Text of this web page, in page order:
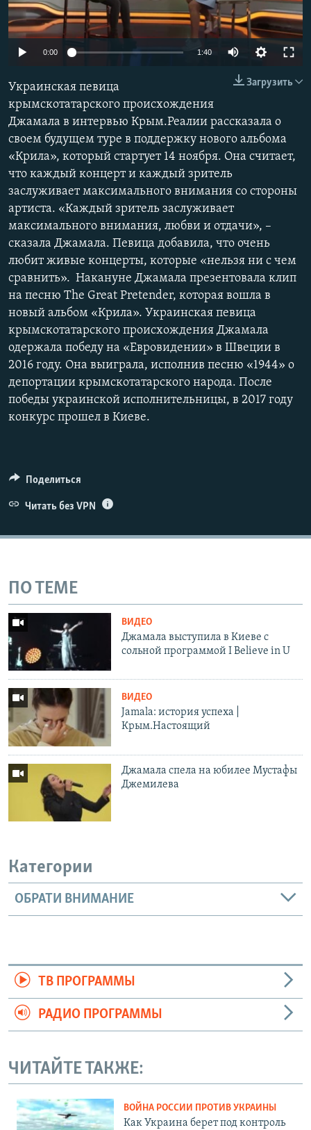
ПОБЕДИТЕЛЕЙ НЕ СУДЯТ?
КРЫМ.НЕПОКОРЕННЫЙ
УКРАИНСКАЯ ПРОБЛЕМА КРЫМА
ПРИСОЕДИНЯЙТЕСЬ!
Все сайты RFE/RL
0:00 1:40
Загрузить
Украинская певица
крымскотатарского происхождения
Джамала в интервью Крым.Реалии рассказала о
своем будущем туре в поддержку нового альбома
«Крила», который стартует 14 ноября. Она считает,
что каждый концерт и каждый зритель
заслуживает максимального внимания со стороны
артиста. «Каждый зритель заслуживает
максимального внимания, любви и отдачи», –
сказала Джамала. Певица добавила, что очень
любит живые концерты, которые «нельзя ни с чем
сравнить». Накануне Джамала презентовала клип
на песню The Great Pretender, которая вошла в
новый альбом «Крила». Украинская певица
крымскотатарского происхождения Джамала
одержала победу на «Евровидении» в Швеции в
2016 году. Она выиграла, исполнив песню «1944» о
депортации крымскотатарского народа. После
победы украинской исполнительницы, в 2017 году
конкурс прошел в Киеве.
Поделиться
Читать без VPN
ПО ТЕМЕ
ВИДЕО
Джамала выступила в Киеве с
сольной программой I Believe in U
ВИДЕО
Jamala: история успеха |
Крым.Настоящий
Джамала спела на юбилее Мустафы
Джемилева
Категории
ОБРАТИ ВНИМАНИЕ
ТВ ПРОГРАММЫ
РАДИО ПРОГРАММЫ
ЧИТАЙТЕ ТАКЖЕ:
ВОЙНА РОССИИ ПРОТИВ УКРАИНЫ
Как Украина берет под контроль